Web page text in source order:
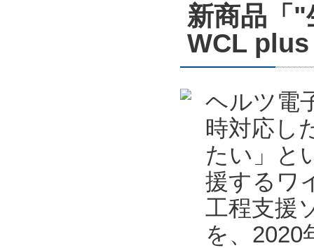
新商品「
WCL plus
ヘルツ電
時対応し
たい」と
援するワ
工程支援
を、2020